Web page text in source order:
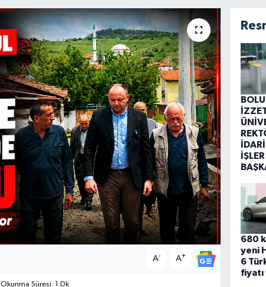
A- A+
Okunma Süresi: 1 Dk
680
yeni
6